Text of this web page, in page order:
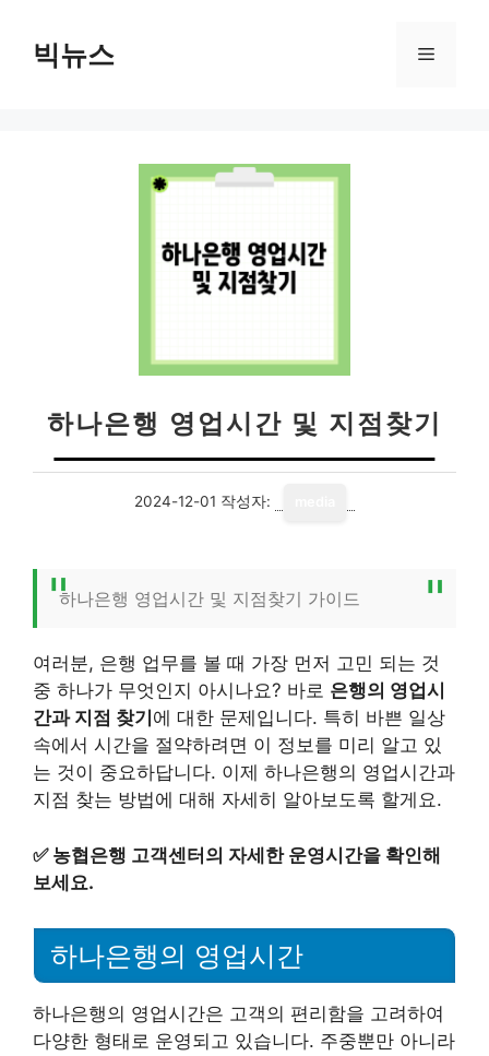
빅뉴스 메
하나은행 영업시간 및 지점찾기
2024-12-01 작성자:
하나은행 영업시간 및 지점찾기 가이드
여러분, 은행 업무를 볼 때 가장 먼저 고민 되는 것
중 하나가 무엇인지 아시나요? 바로 은행의 영업시
간과 지점 찾기 에 대한 문제입니다. 특히 바쁜 일상
속에서 시간을 절약하려면 이 정보를 미리 알고 있
는 것이 중요하답니다. 이제 하나은행의 영업시간과
지점 찾는 방법에 대해 자세히 알아보도록 할게요.
✅ 농협은행 고객센터의 자세한 운영시간을 확인해
보세요.
하나은행의 영업시간
하나은행의 영업시간은 고객의 편리함을 고려하여
다양한 형태로 운영되고 있습니다. 주중뿐만 아니라